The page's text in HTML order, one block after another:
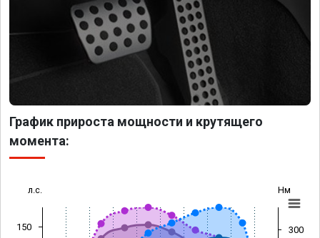
График прироста мощности и крутящего
момента:
л.с. Нм
150 300